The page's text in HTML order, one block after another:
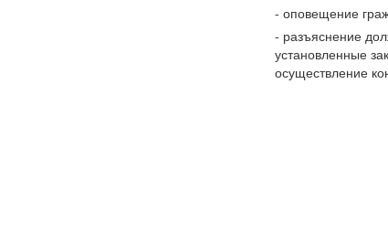
- оповещение
- разъяснение
установленные
осуществление